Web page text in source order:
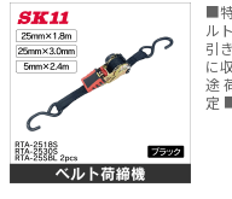
■
ル
引
に
途
定 ■仕様 ・ベルト幅：25mm ・バックル：ラチ